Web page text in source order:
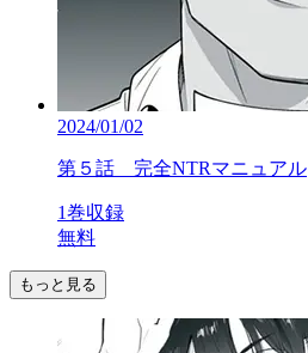
2024/01/02
第５話 完全NTRマニュアル
1巻収録
無料
もっと見る